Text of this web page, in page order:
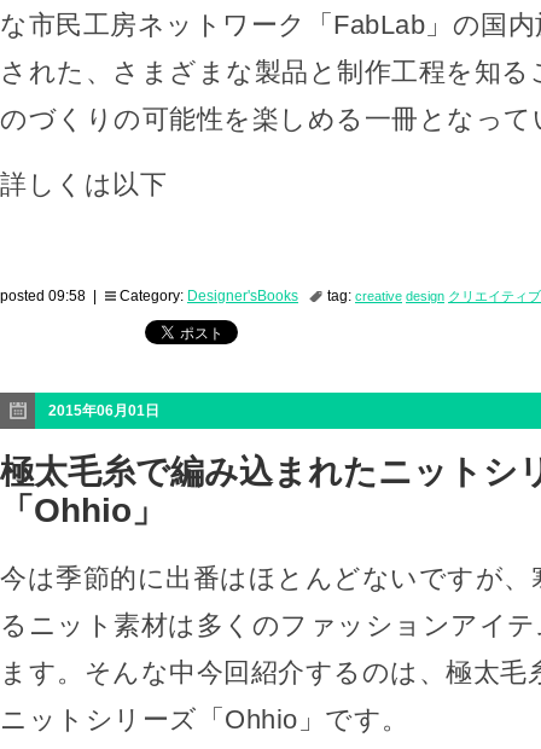
な市民工房ネットワーク「FabLab」の国
された、さまざまな製品と制作工程を知
のづくりの可能性を楽しめる一冊となって
詳しくは以下
posted 09:58 | Category: Designer'sBooks tag: creative design クリエイティブ
2015年06月01日
極太毛糸で編み込まれたニットシ
「Ohhio」
今は季節的に出番はほとんどないですが、
るニット素材は多くのファッションアイ
ます。そんな中今回紹介するのは、極太毛
ニットシリーズ「Ohhio」です。